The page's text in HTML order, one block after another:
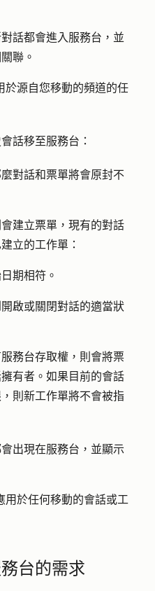
話都會進入服務台，並
聯。
於源自您移動的頻道的任
話移至服務台：
對話和票單將會原封不
建立票單，現有的對話
立的工作單：
期相符。
啟或關閉對話的適當狀
務台存取權，則會將票
有者。如果目前的會話
則新工作單將不會被指
出現在服務台，並顯示
用於任何移動的會話或工
台的需求